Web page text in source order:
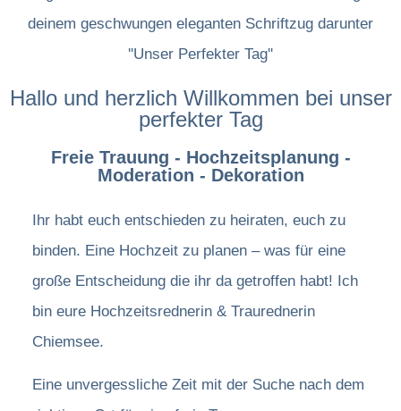
Hallo und herzlich Willkommen bei unser
perfekter Tag
Freie Trauung - Hochzeitsplanung -
Moderation - Dekoration
Ihr habt euch entschieden zu heiraten, euch zu
binden. Eine Hochzeit zu planen – was für eine
große Entscheidung die ihr da getroffen habt! Ich
bin eure Hochzeitsrednerin & Traurednerin
Chiemsee.
Eine unvergessliche Zeit mit der Suche nach dem